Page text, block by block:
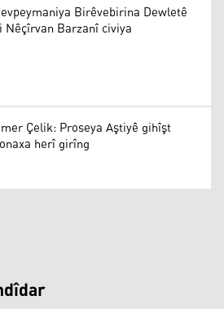
Birêvebirina Dewletê
Nêçîrvan Barzanî civiya
Çelik: Proseya Aştiyê gihîşt
herî girîng